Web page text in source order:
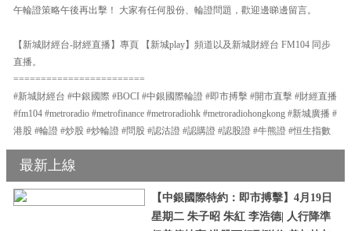
午輪證策略午後再出擊！ 大家有任何股份、輪證問題，歡迎邊睇邊留言。
【新城財經台-財經直播】專頁 【新城play】頻道以及新城財經台 FM104 同步
直播。
========================
#新城財經台 #中銀國際 #BOCI #中銀國際輪證 #即市搏擊 #開市直擊 #財經直播
#fm104 #metroradio #metrofinance #metroradiohk #metroradiohongkong #新城廣播 #
港股 #輪證 #炒股 #炒輪證 #問股 #認沽證 #認購證 #認股證 #牛熊證 #恒生指數
最新上線
【中銀國際特約：即市搏擊】4月19日
星期二 朱子昭 朱紅 李浩德| 人行降準